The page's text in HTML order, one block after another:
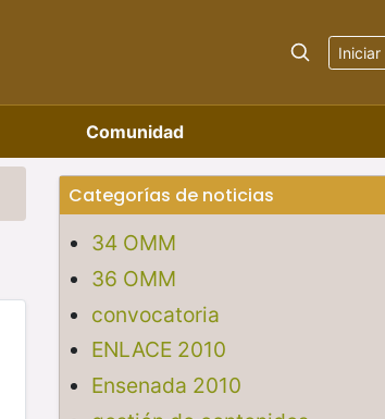
Iniciar
Comunidad
Categorías de noticias
34 OMM
36 OMM
convocatoria
ENLACE 2010
Ensenada 2010